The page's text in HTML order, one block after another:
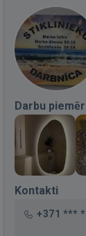
Darbu
Kontakti
+371 ***